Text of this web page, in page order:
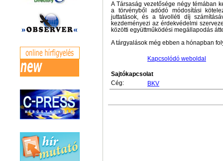
A Társaság vezetősége négy témában
a törvényből adódó módosítási
juttatások, és a távolléti díj
kezdeményezi az érdekvédelmi
közötti együttműködési megállapodás
A tárgyalások még ebben a hónapban
Kapcsolódó weboldal
Sajtókapcsolat
Cég:
BKV